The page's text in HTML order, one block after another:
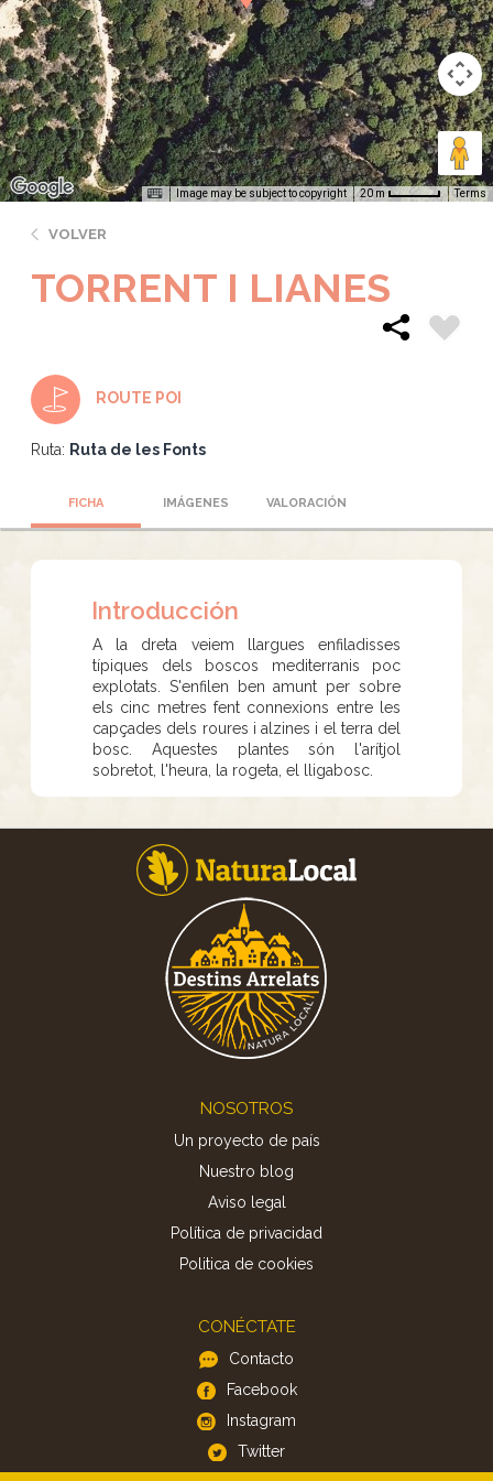
Image may be subject to copyright 20 m Terms
VOLVER
TORRENT I LIANES
ROUTE POI
Ruta: Ruta de les Fonts
FICHA IMÁGENES VALORACIÓN
Introducción
A la dreta veiem llargues enfiladisses
típiques dels boscos mediterranis poc
explotats. S'enfilen ben amunt per sobre
els cinc metres fent connexions entre les
capçades dels roures i alzines i el terra del
bosc. Aquestes plantes són l'arítjol
sobretot, l'heura, la rogeta, el lligabosc.
NOSOTROS
Un proyecto de país
Nuestro blog
Aviso legal
Política de privacidad
Politica de cookies
CONÉCTATE
Contacto
Facebook
Instagram
Twitter